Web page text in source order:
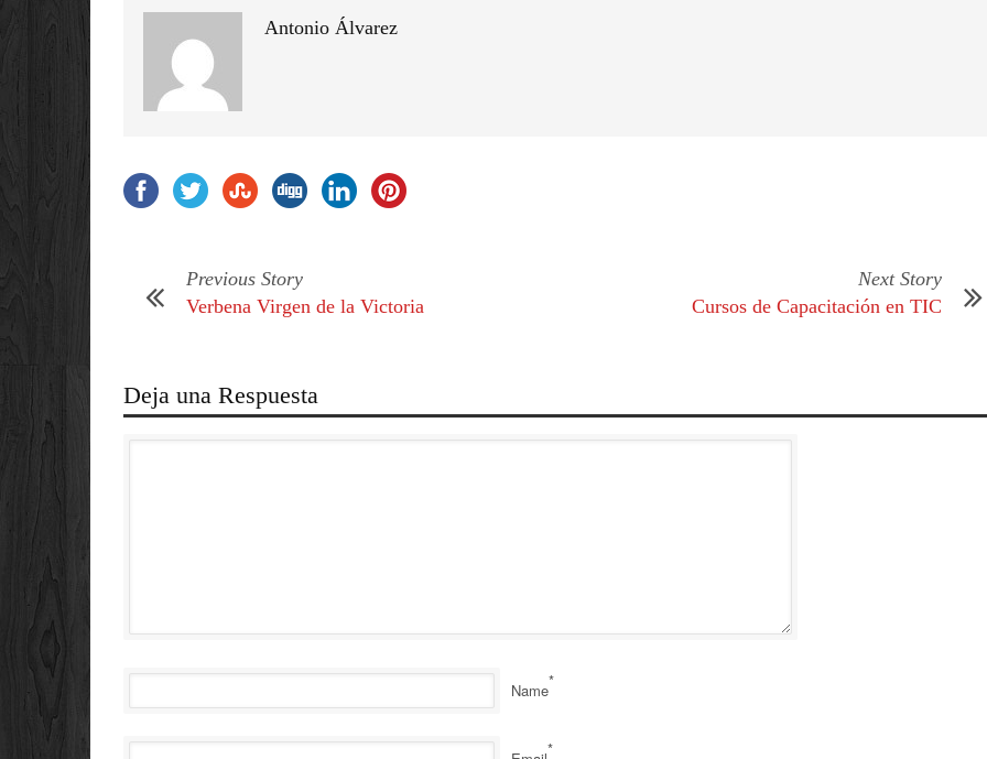
Antonio Álvarez
Previous Story
Verbena Virgen de la Victoria
Next Story
Cursos de Capacitación en TIC
Deja una Respuesta
Name*
*